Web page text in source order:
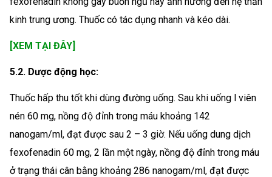
kinh trung ương. Thuốc có tác dụng nhanh và kéo dài.
[XEM TẠI ĐÂY]
5.2. Dược động học:
Thuốc hấp thu tốt khi dùng đường uống. Sau khi uống l viên
nén 60 mg, nồng độ đỉnh trong máu khoảng 142
nanogam/ml, đạt được sau 2 – 3 giờ. Nếu uống dung dịch
fexofenadin 60 mg, 2 lần một ngày, nồng độ đỉnh trong máu
ở trạng thái cân bằng khoảng 286 nanogam/ml, đạt được